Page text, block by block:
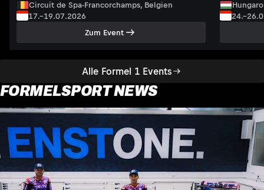
Alle Formel 1 Events
Circuit de Spa-Francorchamps, Belgien
17.–19.07.2026
Zum Event
FORMELSPORT NEWS